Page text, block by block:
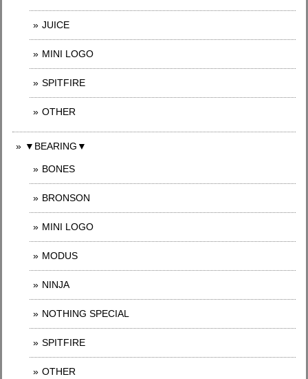
JUICE
MINI LOGO
SPITFIRE
OTHER
▼BEARING▼
BONES
BRONSON
MINI LOGO
MODUS
NINJA
NOTHING SPECIAL
SPITFIRE
OTHER